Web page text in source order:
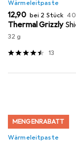
Wärmeleitpaste
EUR
12,90 bei 2 Stück
Thermal Grizzly
32 g
13
MENGENRABATT
Wärmeleitpaste